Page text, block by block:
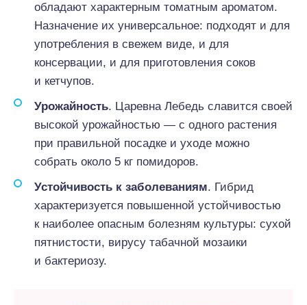
обладают характерным томатным ароматом.
Назначение их универсальное: подходят и для
употребления в свежем виде, и для
консервации, и для приготовления соков
и кетчупов.
Урожайность. Царевна Лебедь славится своей
высокой урожайностью — с одного растения
при правильной посадке и уходе можно
собрать около 5 кг помидоров.
Устойчивость к заболеваниям. Гибрид
характеризуется повышенной устойчивостью
к наиболее опасным болезням культуры: сухой
пятнистости, вирусу табачной мозаики
и бактериозу.